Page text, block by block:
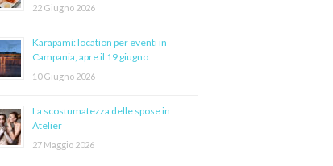
22 Giugno 2026
Karapami: location per eventi in
Campania, apre il 19 giugno
10 Giugno 2026
La scostumatezza delle spose in
Atelier
27 Maggio 2026